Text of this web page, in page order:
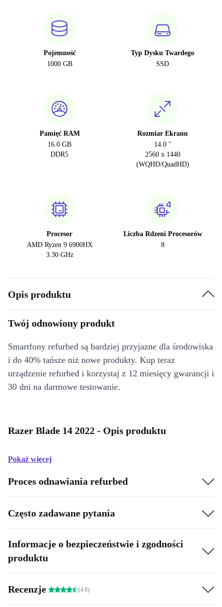
Pojemność
1000 GB
Typ Dysku Twardego
SSD
Pamięć RAM
16.0 GB
DDR5
Rozmiar Ekranu
14.0 "
2560 x 1440
(WQHD/QuadHD)
Procesor
AMD Ryzen 9 6900HX
3.30 GHz
Liczba Rdzeni Procesorów
8
Opis produktu
Twój odnowiony produkt
Smartfony refurbed są bardziej przyjazne dla środowiska
i do 40% tańsze niż nowe produkty. Kup teraz
urządzenie refurbed i korzystaj z 12 miesięcy gwarancji i
30 dni na darmowe testowanie.
Razer Blade 14 2022 - Opis produktu
Pokaż więcej
Proces odnawiania refurbed
Często zadawane pytania
Informacje o bezpieczeństwie i zgodności
produktu
Recenzje (4.6)